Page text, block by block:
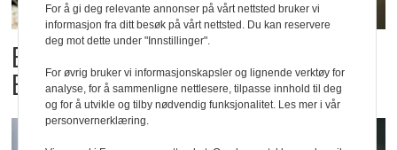
Billigbonanza da Norge slo
Elfenbenkysten
For å gi deg relevante annonser på vårt nettsted bruker vi
informasjon fra ditt besøk på vårt nettsted. Du kan reservere
deg mot dette under "Innstillinger".
For øvrig bruker vi informasjonskapsler og lignende verktøy for
analyse, for å sammenligne nettlesere, tilpasse innhold til deg
og for å utvikle og tilby nødvendig funksjonalitet. Les mer i vår
personvernerklæring.